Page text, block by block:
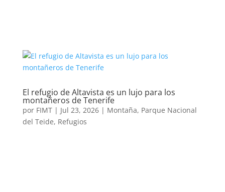
El refugio de Altavista es un lujo para los
montañeros de Tenerife
por FIMT| Jul 23, 2026| Montaña, Parque Nacional
del Teide, Refugios